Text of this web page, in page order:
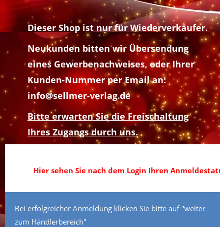
Dieser Shop ist nur für Wiederverkäufer.
Neukunden bitten wir Übersendung
eines Gewerbenachweises, oder Ihrer
Kunden-Nummer per Email an:
info@sellmer-verlag.de
Bitte erwarten Sie die Freischaltung
Ihres Zugangs durch uns.
Hier sehen Sie nach dem Login Ihren
Bei erfolgreicher Anmeldung klicken Sie bitte auf "weiter
zum Händlerbereich"